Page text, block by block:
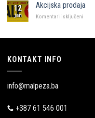
Zadru
12
jan
Akcijska prodaja
Komentari isključeni
KONTAKT INFO
info@malpeza.ba
+387 61 546 001